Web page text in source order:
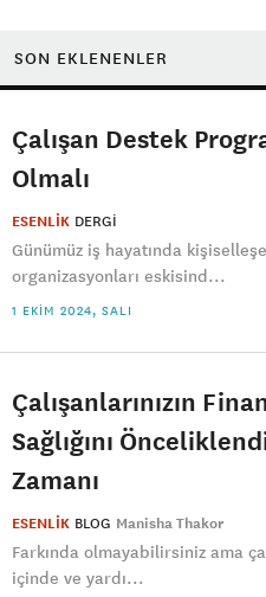
SON EKLENENLER
Çalışan Destek
Olmalı
ESENLİK DERGI
Günümüz iş hayatında
organizasyonları eskisind...
1 EKIM 2024, SALI
Çalışanlarınızın
Sağlığını
Zamanı
ESENLİK BLOG Manisha Thakor
Farkında olmayabilirsiniz ama
içinde ve yardı...